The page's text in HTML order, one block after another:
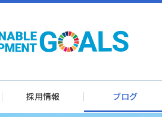
採用情報 ブログ